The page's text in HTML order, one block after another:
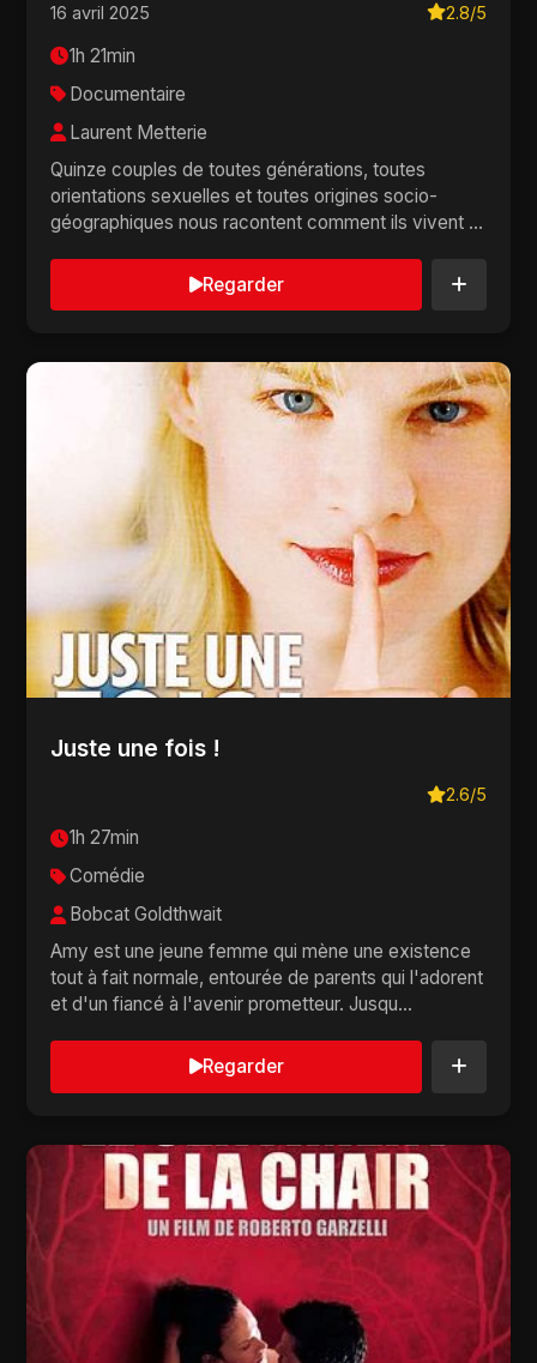
16 avril 2025 2.8/5
1h 21min
Documentaire
Laurent Metterie
Quinze couples de toutes générations, toutes
orientations sexuelles et toutes origines socio-
géographiques nous racontent comment ils vivent à
Regarder
Juste une fois !
2.6/5
1h 27min
Comédie
Bobcat Goldthwait
Amy est une jeune femme qui mène une existence
tout à fait normale, entourée de parents qui l'adorent
et d'un fiancé à l'avenir prometteur. Jusqu...
Regarder